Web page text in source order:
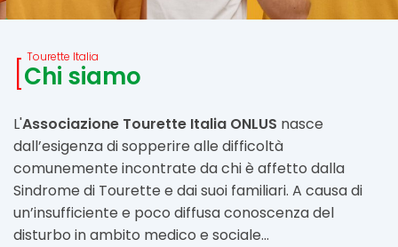
Tourette Italia
Chi siamo
L'Associazione Tourette Italia ONLUS nasce
dall’esigenza di sopperire alle difficoltà
comunemente incontrate da chi è affetto dalla
Sindrome di Tourette e dai suoi familiari. A causa di
un’insufficiente e poco diffusa conoscenza del
disturbo in ambito medico e sociale...